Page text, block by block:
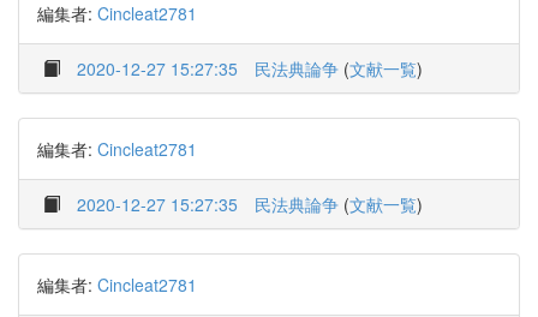
編集者: Cincleat2781
2020-12-27 15:27:35 民法典論争 (文献一覧)
編集者: Cincleat2781
2020-12-27 15:27:35 民法典論争 (文献一覧)
編集者: Cincleat2781